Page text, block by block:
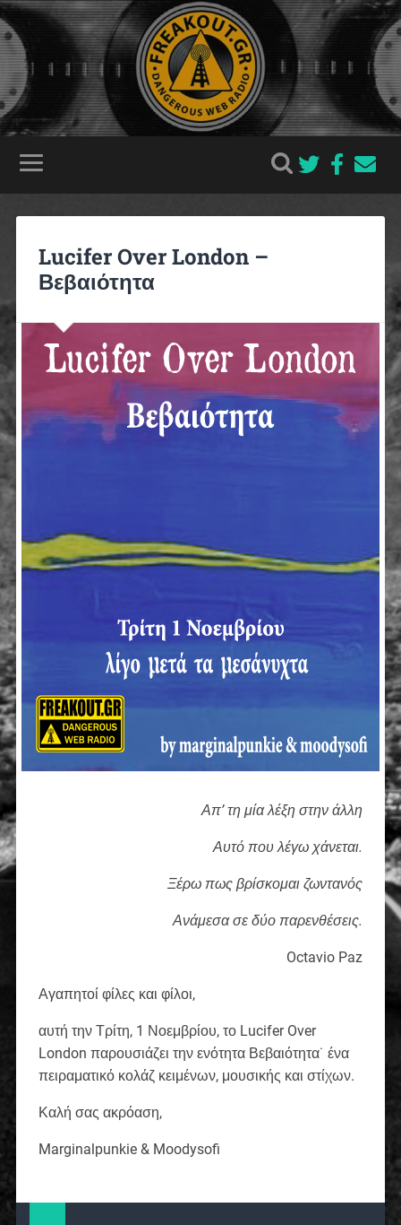
Lucifer Over London –
Βεβαιότητα
Απ’ τη μία λέξη στην άλλη
Αυτό που λέγω χάνεται.
Ξέρω πως βρίσκομαι ζωντανός
Ανάμεσα σε δύο παρενθέσεις.
Octavio Paz
Αγαπητοί φίλες και φίλοι,
αυτή την Τρίτη, 1 Νοεμβρίου, το Lucifer Over
London παρουσιάζει την ενότητα Βεβαιότητα˙ ένα
πειραματικό κολάζ κειμένων, μουσικής και στίχων.
Καλή σας ακρόαση,
Marginalpunkie & Moodysofi